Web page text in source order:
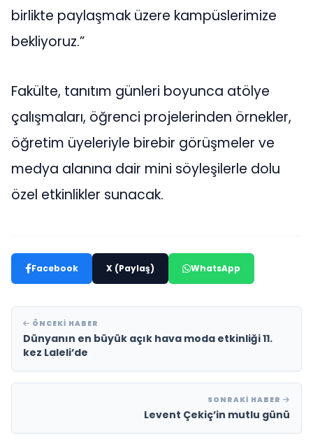
birlikte paylaşmak üzere kampüslerimize
bekliyoruz.”
Fakülte, tanıtım günleri boyunca atölye
çalışmaları, öğrenci projelerinden örnekler,
öğretim üyeleriyle birebir görüşmeler ve
medya alanına dair mini söyleşilerle dolu
özel etkinlikler sunacak.
Facebook X (Paylaş) WhatsApp
ÖNCEKI HABER
Dünyanın en büyük açık hava moda etkinliği 11.
kez Laleli’de
SONRAKI HABER
Levent Çekiç’in mutlu günü